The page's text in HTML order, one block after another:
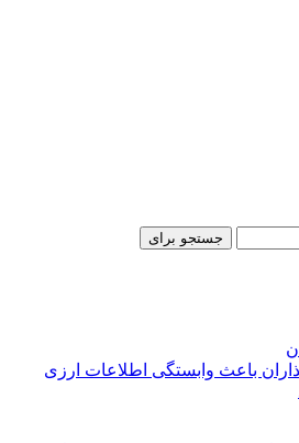
جستجو برای